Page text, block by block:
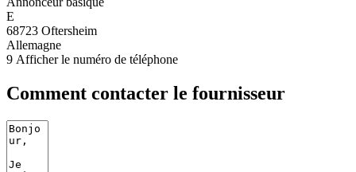
E
68723 Oftersheim
Allemagne
9 Afficher le numéro de téléphone
Comment contacter le fournisseur